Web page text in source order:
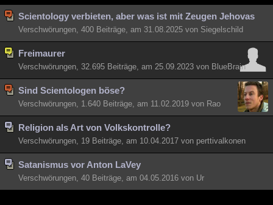
Scientology verbieten, aber was ist mit Zeugen Jehovas
Verschwörungen, 400 Beiträge, am 31.08.2025 von Siegelschild
Freimaurer
Verschwörungen, 32.695 Beiträge, am 25.09.2023 von BlueBrain
Sind Scientologen böse?
Verschwörungen, 1.640 Beiträge, am 11.02.2019 von Rao
Religion als Art von Volkskontrolle?
Verschwörungen, 19 Beiträge, am 10.04.2017 von perttivalkonen
Satanismus vor Anton LaVey
Verschwörungen, 40 Beiträge, am 04.05.2016 von Ur